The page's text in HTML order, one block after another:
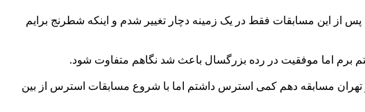
از این مسابقات فقط در یک زمینه دچار تغییر شدم و اینکه شطرنج برایم
برم اما موفقیت در رده بزرگسال باعث شد نگاهم متفاوت شود.
تهران مسابقه دهم کمی استرس داشتم اما با شروع مسابقات استرس از بین